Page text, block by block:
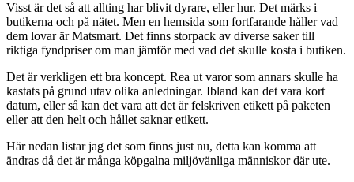
Visst är det så att allting har blivit dyrare, eller hur. Det märks i
butikerna och på nätet. Men en hemsida som fortfarande håller vad
dem lovar är Matsmart. Det finns storpack av diverse saker till
riktiga fyndpriser om man jämför med vad det skulle kosta i butiken.
Det är verkligen ett bra koncept. Rea ut varor som annars skulle ha
kastats på grund utav olika anledningar. Ibland kan det vara kort
datum, eller så kan det vara att det är felskriven etikett på paketen
eller att den helt och hållet saknar etikett.
Här nedan listar jag det som finns just nu, detta kan komma att
ändras då det är många köpgalna miljövänliga människor där ute.